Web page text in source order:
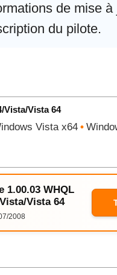
de mise à
du pilote.
Vista/Vista 64
Vista x64 •
1.00.03 WHQL
Vista 64
2008